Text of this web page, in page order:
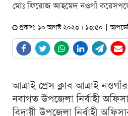
মোঃ ফিরোজ আহমেদ নওগাঁ
প্রকাশ: ১০ আগস্ট ২০২৩ । ১৩:৫০ |
আত্রাই প্রেস ক্লাব আত্রাই
নবাগত উপজেলা নির্বাহী
বিদায়ী উপজেলা নির্বাহী